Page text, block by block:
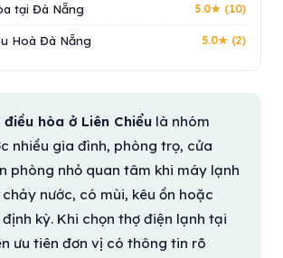
tại Đà Nẵng 5.0★ (10)
Hoà Đà Nẵng 5.0★ (2)
hòa ở Liên Chiểu là nhóm
nhiều gia đình, phòng trọ, cửa
phòng nhỏ quan tâm khi máy lạnh
nước, có mùi, kêu ồn hoặc
kỳ. Khi chọn thợ điện lạnh tại
ưu tiên đơn vị có thông tin rõ